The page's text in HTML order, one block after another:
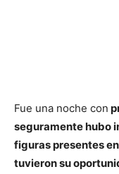
Fue una noche con
seguramente hubo
figuras presentes
tuvieron su